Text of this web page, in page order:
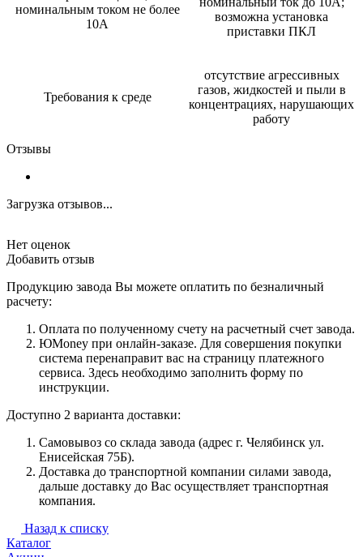
номинальным током не более
10А
возможна установка
приставки ПКЛ
Требования к среде
отсутствие агрессивных
газов, жидкостей и пыли в
концентрациях, нарушающих
работу
Отзывы
Загрузка отзывов...
Нет оценок
Добавить отзыв
Продукцию завода Вы можете оплатить по безналичный
расчету:
Оплата по полученному счету на расчетный счет завода.
ЮMoney при онлайн-заказе. Для совершения покупки
система перенаправит вас на страницу платежного
сервиса. Здесь необходимо заполнить форму по
инструкции.
Доступно 2 варианта доставки:
Самовывоз со склада завода (адрес г. Челябинск ул.
Енисейская 75Б).
Доставка до транспортной компании силами завода,
дальше доставку до Вас осуществляет транспортная
компания.
Назад к списку
Каталог